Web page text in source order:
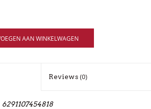
AAN WINKELWAGEN
Reviews (0)
6291107454818